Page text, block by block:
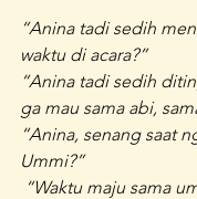
“Anina tadi sedih
waktu di acara?”
“Anina tadi sedih
ga mau sama abi,
“Anina, senang saat
Ummi?”